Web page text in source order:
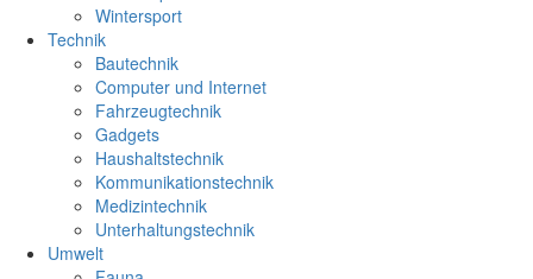
Wintersport
Technik
Bautechnik
Computer und Internet
Fahrzeugtechnik
Gadgets
Haushaltstechnik
Kommunikationstechnik
Medizintechnik
Unterhaltungstechnik
Umwelt